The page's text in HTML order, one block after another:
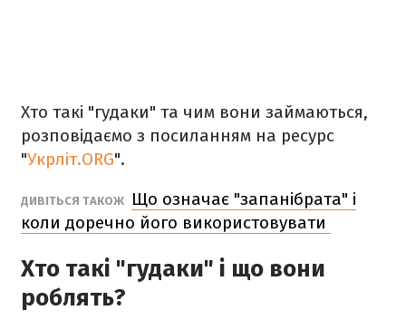
Хто такі "гудаки" та чим вони займаються,
розповідаємо з посиланням на ресурс
"Укрліт.ORG".
ДИВІТЬСЯ ТАКОЖ
Що означає "запанібрата" і
коли доречно його використовувати
Хто такі "гудаки" і що вони
роблять?